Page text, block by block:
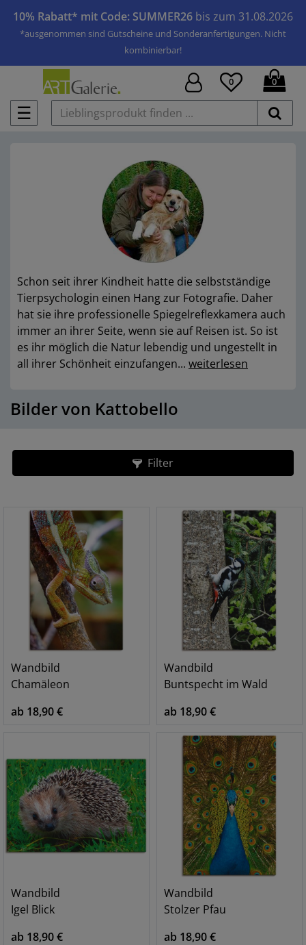
10% Rabatt* mit Code: SUMMER26 bis zum 31.08.2026
*ausgenommen sind Gutscheine und Sonderanfertigungen. Nicht
kombinierbar!
☰
0 0
Schon seit ihrer Kindheit hatte die selbstständige
Tierpsychologin einen Hang zur Fotografie. Daher
hat sie ihre professionelle Spiegelreflexkamera auch
immer an ihrer Seite, wenn sie auf Reisen ist. So ist
es ihr möglich die Natur lebendig und ungestellt in
all ihrer Schönheit einzufangen... weiterlesen
Bilder von Kattobello
Filter
Wandbild
Chamäleon
ab 18,90 €
Wandbild
Buntspecht im Wald
ab 18,90 €
Wandbild
Igel Blick
ab 18,90 €
Wandbild
Stolzer Pfau
ab 18,90 €